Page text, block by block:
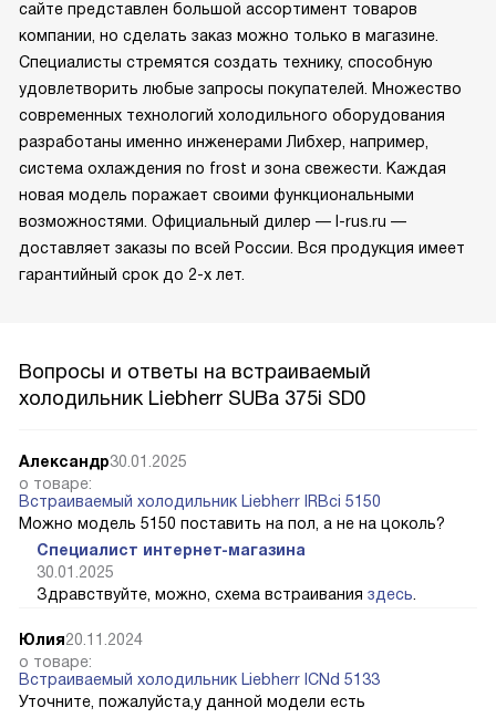
сайте представлен большой ассортимент товаров
компании, но сделать заказ можно только в магазине.
Специалисты стремятся создать технику, способную
удовлетворить любые запросы покупателей. Множество
современных технологий холодильного оборудования
разработаны именно инженерами Либхер, например,
система охлаждения no frost и зона свежести. Каждая
новая модель поражает своими функциональными
возможностями. Официальный дилер — l-rus.ru —
доставляет заказы по всей России. Вся продукция имеет
гарантийный срок до 2-х лет.
Вопросы и ответы на встраиваемый
холодильник Liebherr SUBa 375i SD0
Александр30.01.2025
о товаре:
Встраиваемый холодильник Liebherr IRBci 5150
Можно модель 5150 поставить на пол, а не на цоколь?
Специалист интернет-магазина
30.01.2025
Здравствуйте, можно, схема встраивания здесь.
Юлия20.11.2024
о товаре:
Встраиваемый холодильник Liebherr ICNd 5133
Уточните, пожалуйста,у данной модели есть